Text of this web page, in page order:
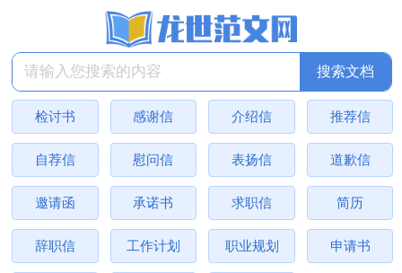
检讨书 感谢信 介绍信 推荐信
自荐信 慰问信 表扬信 道歉信
邀请函 承诺书 求职信 简历
辞职信 工作计划 职业规划 申请书